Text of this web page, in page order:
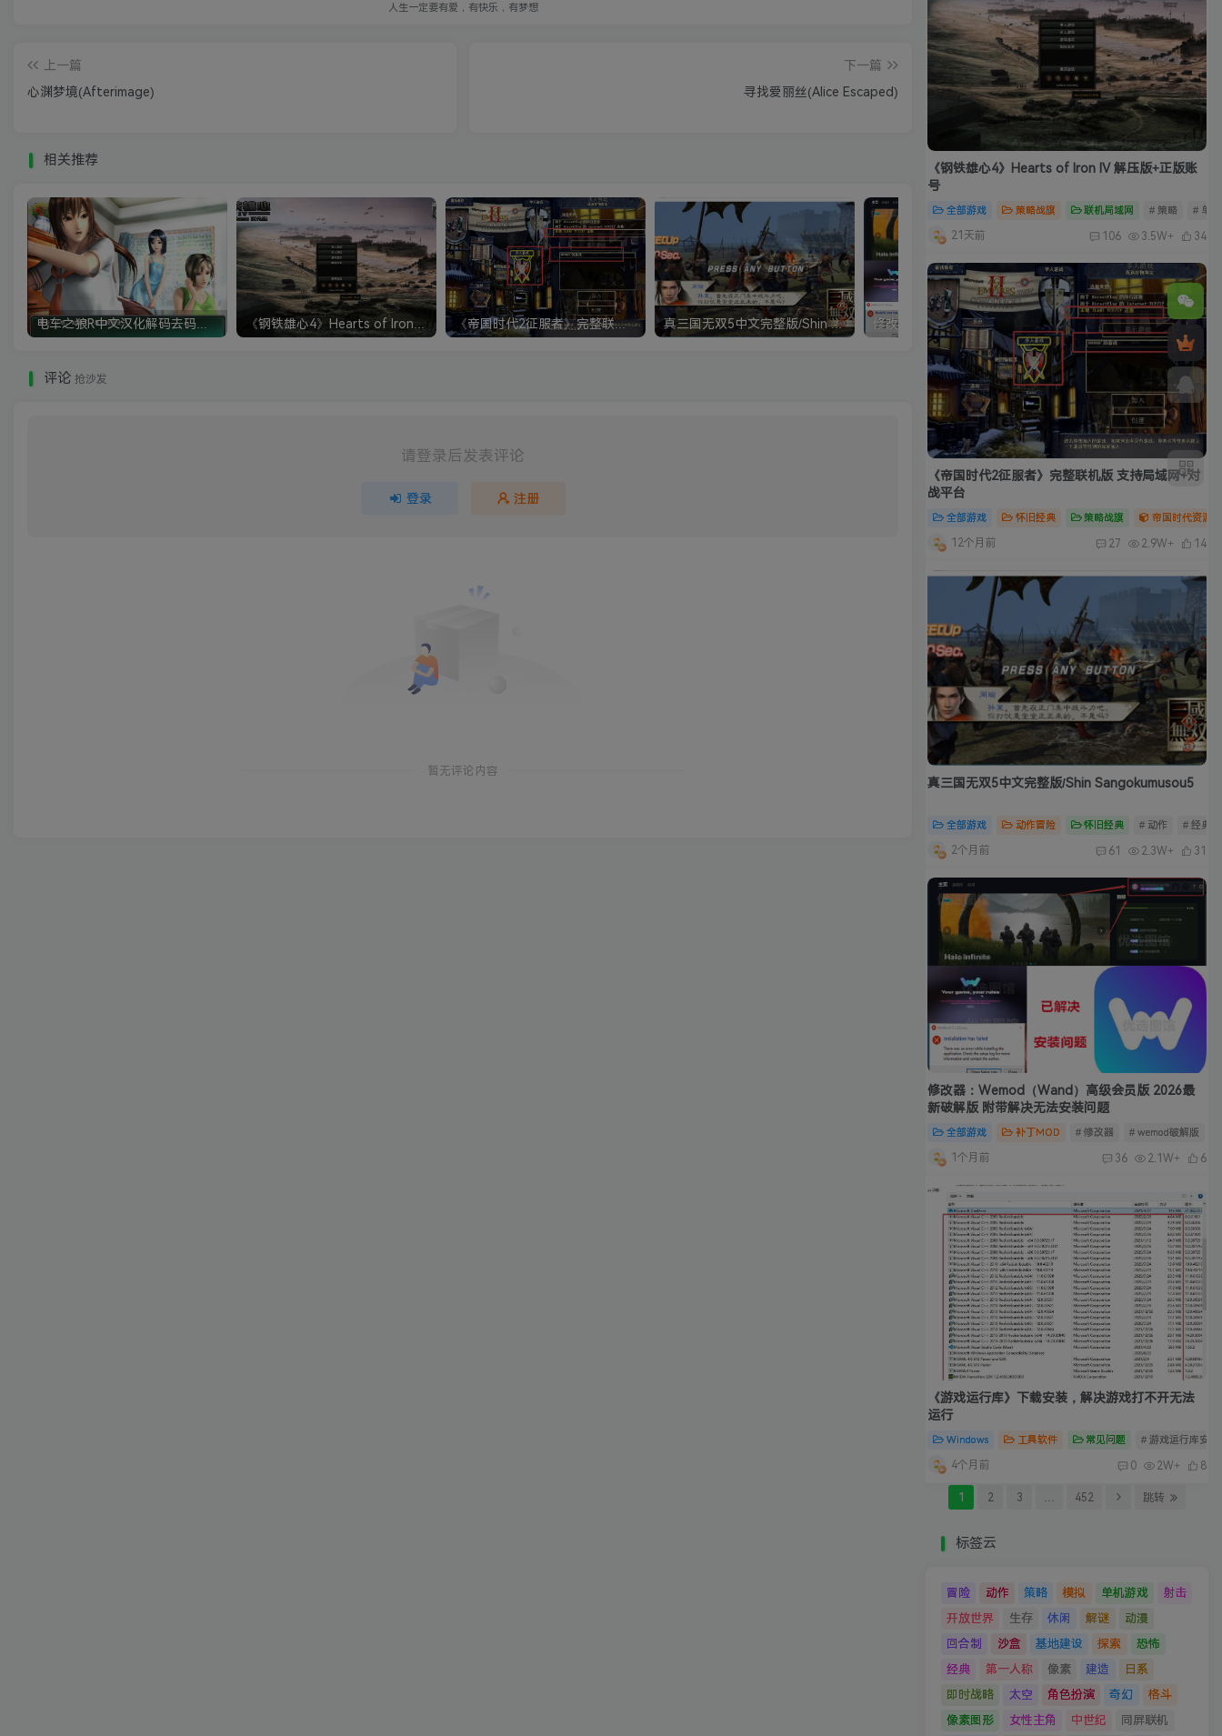
人生一定要有爱，有快乐，有梦想
上一篇
心渊梦境(Afterimage)
下一篇
寻找爱丽丝(Alice Escaped)
相关推荐
《帝国时代2征服者》完整联机版 支持局域网+对战平台 真三国无双5中文完整版/Shin Sangokumusou5 修改器：Wemod（Wand）高级会员版 2026最新破解版 附带解决无法安装问题
评论 抢沙发
请登录后发表评论
登录 注册
暂无评论内容
《钢铁雄心4》Hearts of Iron IV 解压版+正版账
号
全部游戏 策略战旗 联机局域网 # 策略 # 单
21天前 106 3.5W+ 34
《帝国时代2征服者》完整联机版 支持局域网+对
战平台
全部游戏 怀旧经典 策略战旗 帝国时代资源
12个月前 27 2.9W+ 14
真三国无双5中文完整版/Shin Sangokumusou5
全部游戏 动作冒险 怀旧经典 # 动作 # 经典
2个月前 61 2.3W+ 31
修改器：Wemod（Wand）高级会员版 2026最
新破解版 附带解决无法安装问题
全部游戏 补丁MOD # 修改器 # wemod破解版
1个月前 36 2.1W+ 6
《游戏运行库》下载安装，解决游戏打不开无法
运行
Windows 工具软件 常见问题 # 游戏运行库安装
4个月前 0 2W+ 8
1 2 3 … 452 跳转
标签云
冒险 动作 策略 模拟 单机游戏
射击
开放世界
生存 休闲 解谜
动漫
回合制
沙盒 基地建设 探索
恐怖
经典
第一人称 像素 建造
日系
即时战略
太空 角色扮演 奇幻
格斗
像素图形
女性主角 中世纪 同屏联机